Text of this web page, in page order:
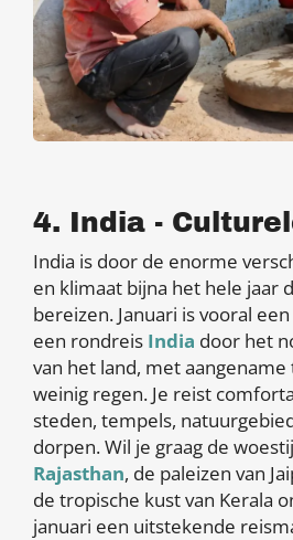
4. India -
India is door de enorme
en klimaat bijna het hele jaar
bereizen. Januari is vooral
een rondreis India door het
van het land, met
weinig regen. Je reist
steden, tempels,
dorpen. Wil je graag de
Rajasthan, de paleizen van
de tropische kust van Kerala
januari een uitstekende